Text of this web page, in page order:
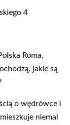
4
Roma,
jakie są
o wędrówce i
niemal